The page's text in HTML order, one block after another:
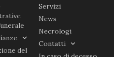
del
Servizi
News
Necrologi
Contatti